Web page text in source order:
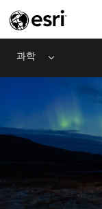
과학 Menu
오픈 사이